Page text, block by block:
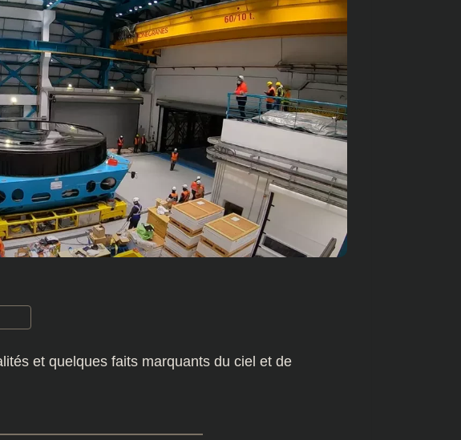
et quelques faits marquants du ciel et de